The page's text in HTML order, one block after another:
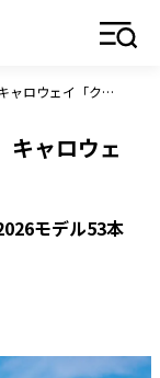
石井良介のトラックマン試打！ キャロウェイ「クアンタム」編
キャロウェ
モデル53本